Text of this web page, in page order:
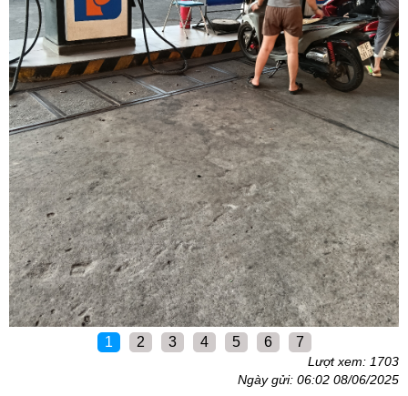
1 2 3 4 5 6 7
Lượt xem: 1703
Ngày gửi: 06:02 08/06/2025